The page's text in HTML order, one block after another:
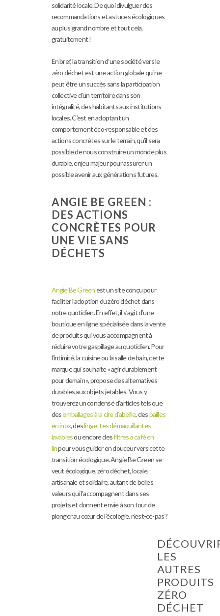
solidarité locale. De quoi divulguer des
recommandations et astuces écologiques
au plus grand nombre et tout cela,
gratuitement !
En bref, la transition d’une société vers le
zéro déchet est une action globale qui ne
peut être un succès sans la participation
collective d’un territoire dans son
intégralité, des habitants aux institutions
locales. C’est en adoptant un
comportement éco-responsable et des
actions concrètes sur le terrain, qu’il sera
possible de nous construire un monde plus
durable, enjeu majeur pour assurer un
possible avenir aux générations futures.
ANGIE BE GREEN :
DES ACTIONS
CONCRÈTES POUR
UNE VIE SANS
DÉCHETS
Angie Be Greenest un site conçu pour
faciliter l’adoption du zéro déchet dans
notre quotidien. En effet, il s’agit d’une
boutique en ligne spécialisée dans la vente
de produits qui vous accompagnent à
réduire votre gaspillage au quotidien. Pour
l’intimité, la cuisine ou la salle de bain, cette
marque qui souhaite « agir durablement
pour demain », propose des alternatives
durables aux objets jetables. Vous y
trouverez un condensé d’articles tels que
desemballages à la cire d’abeille, despailles
en inox, deslingettes démaquillantes
lavablesou encore desfiltres à café en
linpour vous guider en douceur vers cette
transition écologique. Angie Be Green se
veut écologique, zéro déchet, locale,
artisanale et solidaire, autant de belles
valeurs qui l’accompagnent dans ses
projets et donnent envie à son tour de
plonger au cœur de l’écologie, n’est-ce-pas ?
LES
AUTRES
PRODUITS
ZÉRO
DÉCHET